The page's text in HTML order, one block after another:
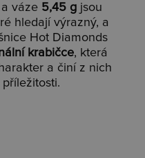
a váze 5,45 g jsou
hledají výrazný, a
Hot Diamonds
krabičce, která
a činí z nich